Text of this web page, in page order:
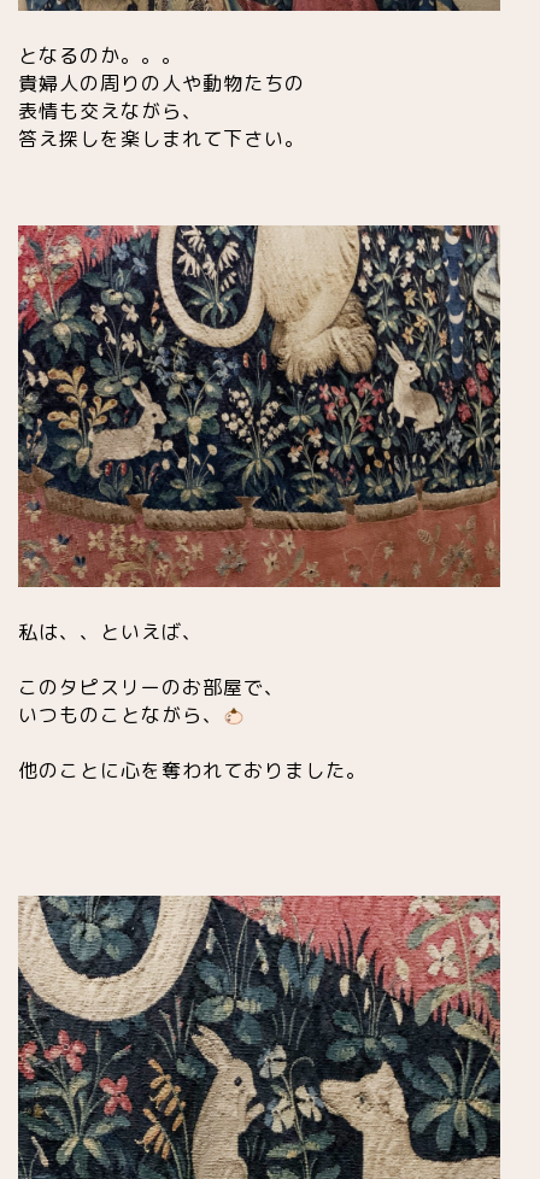
となるのか。。。
貴婦人の周りの人や動物たちの
表情も交えながら、
答え探しを楽しまれて下さい。
私は、、といえば、
このタピスリーのお部屋で、
いつものことながら、
他のことに心を奪われておりました。